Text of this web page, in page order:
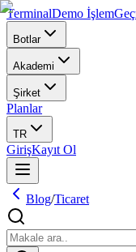
TerminalDemo İşlem
Botlar
Akademi
Şirket
Planlar
TR
GirişKayıt Ol
Blog/Ticaret